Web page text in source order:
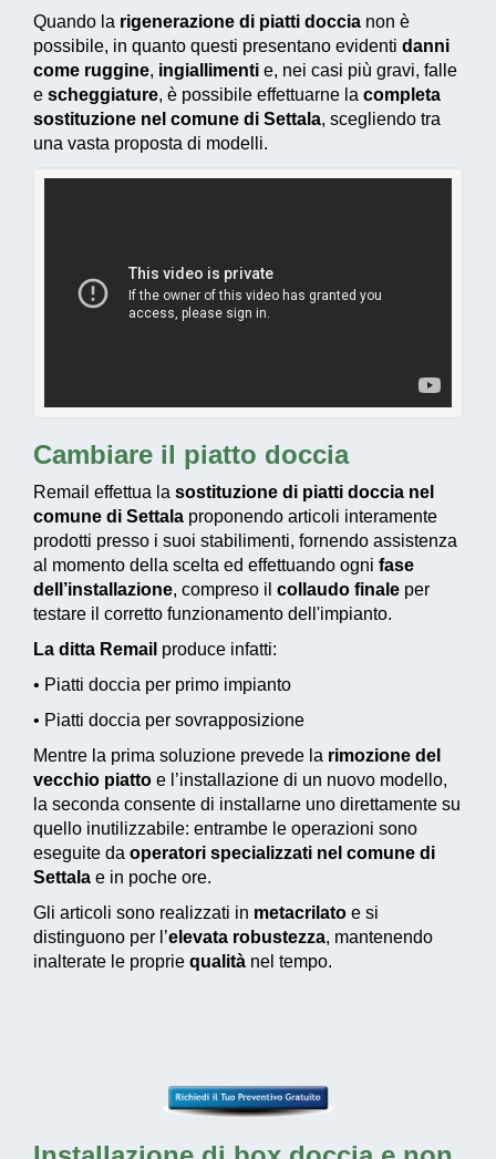
Quando la rigenerazione di piatti doccia non è
possibile, in quanto questi presentano evidenti danni
come ruggine, ingiallimenti e, nei casi più gravi, falle
e scheggiature, è possibile effettuarne la completa
sostituzione nel comune di Settala, scegliendo tra
una vasta proposta di modelli.
Cambiare il piatto doccia
Remail effettua la sostituzione di piatti doccia nel
comune di Settala proponendo articoli interamente
prodotti presso i suoi stabilimenti, fornendo assistenza
al momento della scelta ed effettuando ogni fase
dell’installazione, compreso il collaudo finale per
testare il corretto funzionamento dell'impianto.
La ditta Remail produce infatti:
• Piatti doccia per primo impianto
• Piatti doccia per sovrapposizione
Mentre la prima soluzione prevede la rimozione del
vecchio piatto e l’installazione di un nuovo modello,
la seconda consente di installarne uno direttamente su
quello inutilizzabile: entrambe le operazioni sono
eseguite da operatori specializzati nel comune di
Settala e in poche ore.
Gli articoli sono realizzati in metacrilato e si
distinguono per l’elevata robustezza, mantenendo
inalterate le proprie qualità nel tempo.